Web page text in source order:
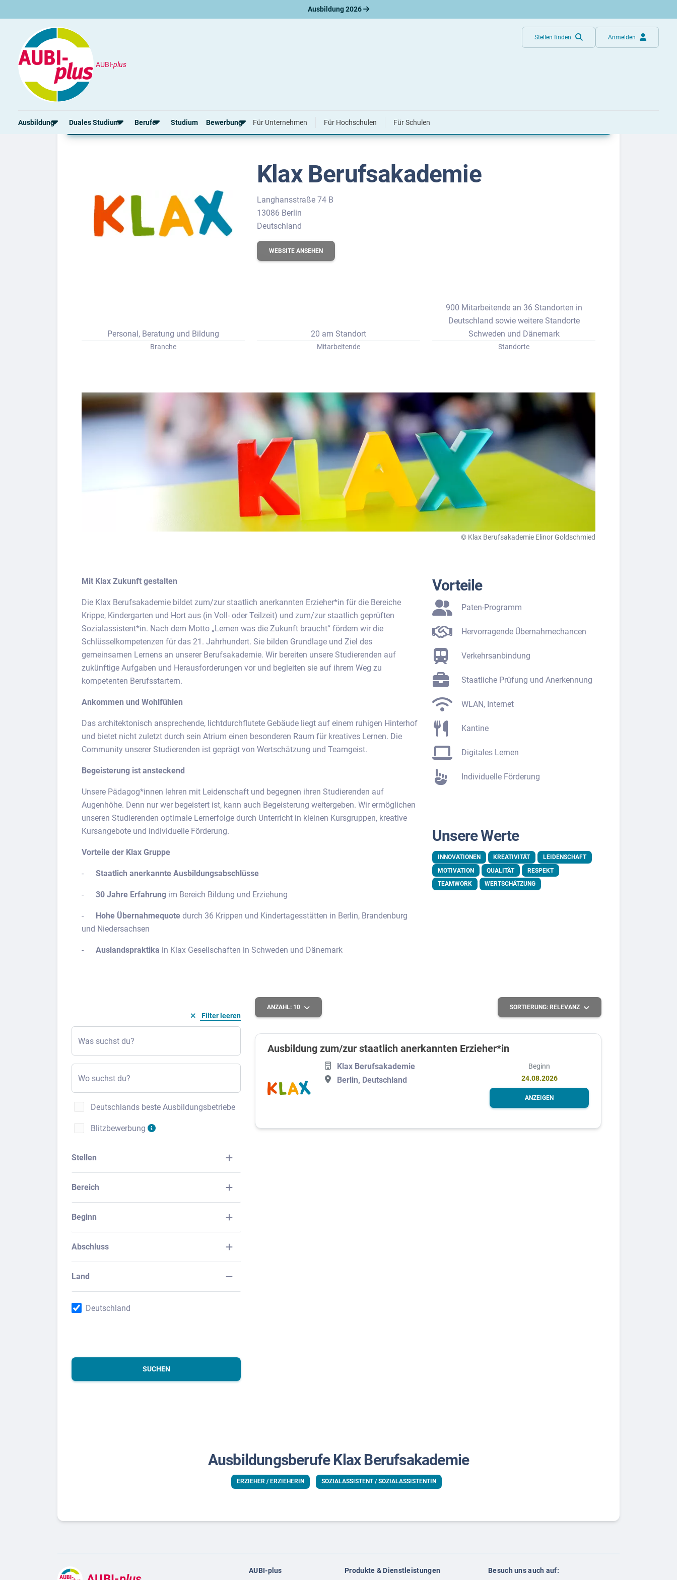
Ausbildung 2026
AUBI-plus
Stellen finden Anmelden
Ausbildung Duales Studium
Alle Orte von A-Z
Berufe
Berufe nach Themen
Alle Berufe
Schülerpraktikum
Studium Bewerbung
Bewerbungsratgeber
Vorlagen
Online-Bewerbung
Vorstellungsgespräch
Bewerbungs-Check
Für Unternehmen Für Hochschulen Für Schulen
Klax Berufsakademie
Klax Berufsakademie
Langhansstraße 74 B
13086 Berlin
Deutschland
WEBSITE ANSEHEN
Personal, Beratung und Bildung
Branche
20 am Standort
Mitarbeitende
900 Mitarbeitende an 36 Standorten in
Deutschland sowie weitere Standorte
Schweden und Dänemark
Standorte
© Klax Berufsakademie Elinor Goldschmied
Mit Klax Zukunft gestalten
Die Klax Berufsakademie bildet zum/zur staatlich anerkannten Erzieher*in für die Bereiche
Krippe, Kindergarten und Hort aus (in Voll- oder Teilzeit) und zum/zur staatlich geprüften
Sozialassistent*in. Nach dem Motto „Lernen was die Zukunft braucht“ fördern wir die
Schlüsselkompetenzen für das 21. Jahrhundert. Sie bilden Grundlage und Ziel des
gemeinsamen Lernens an unserer Berufsakademie. Wir bereiten unsere Studierenden auf
zukünftige Aufgaben und Herausforderungen vor und begleiten sie auf ihrem Weg zu
kompetenten Berufsstartern.
Ankommen und Wohlfühlen
Das architektonisch ansprechende, lichtdurchflutete Gebäude liegt auf einem ruhigen Hinterhof
und bietet nicht zuletzt durch sein Atrium einen besonderen Raum für kreatives Lernen. Die
Community unserer Studierenden ist geprägt von Wertschätzung und Teamgeist.
Begeisterung ist ansteckend
Unsere Pädagog*innen lehren mit Leidenschaft und begegnen ihren Studierenden auf
Augenhöhe. Denn nur wer begeistert ist, kann auch Begeisterung weitergeben. Wir ermöglichen
unseren Studierenden optimale Lernerfolge durch Unterricht in kleinen Kursgruppen, kreative
Kursangebote und individuelle Förderung.
Vorteile der Klax Gruppe
- Staatlich anerkannte Ausbildungsabschlüsse
- 30 Jahre Erfahrung im Bereich Bildung und Erziehung
- Hohe Übernahmequote durch 36 Krippen und Kindertagesstätten in Berlin, Brandenburg
und Niedersachsen
- Auslandspraktika in Klax Gesellschaften in Schweden und Dänemark
Vorteile
Paten-Programm
Hervorragende Übernahmechancen
Verkehrsanbindung
Staatliche Prüfung und Anerkennung
WLAN, Internet
Kantine
Digitales Lernen
Individuelle Förderung
Unsere Werte
INNOVATIONEN KREATIVITÄT
LEIDENSCHAFT
MOTIVATION
QUALITÄT
RESPEKT
TEAMWORK
WERTSCHÄTZUNG
Filter leeren
Was suchst du?
Wo suchst du?
Deutschlands beste Ausbildungsbetriebe
Blitzbewerbung
Stellen
Bereich
Beginn
Abschluss
Land
Deutschland
SUCHEN
ANZAHL: 10 SORTIERUNG: RELEVANZ
Ausbildung zum/zur staatlich anerkannten Erzieher*in
Klax Berufsakademie
Berlin, Deutschland
Beginn
24.08.2026
ANZEIGEN
Ausbildungsberufe Klax Berufsakademie
ERZIEHER / ERZIEHERIN SOZIALASSISTENT / SOZIALASSISTENTIN
AUBI-plus
Produkte & Dienstleistungen
Besuch uns auch auf: